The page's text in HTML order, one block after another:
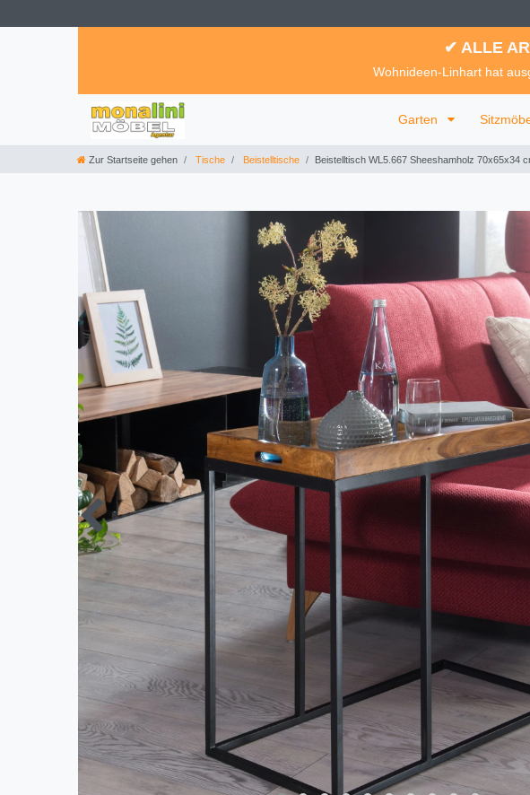
✔ ALLE
Wohnideen-Linhart hat
Garten
Zur Startseite gehen Tische Beistelltische Beistelltisch WL5.667 Sheeshamholz 70x65x34